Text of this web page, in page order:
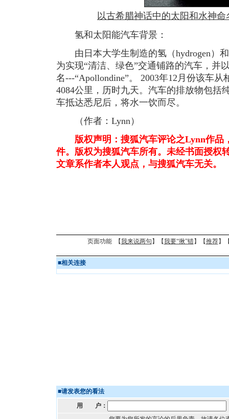
以古希腊神话中的太阳和水神命
氢和太阳能汽车背景：
由日本大学生制造的氢（hydrogen）
为实现“清洁、绿色”交通铺路的汽车，并
名---“Apollondine”。 2003年12月份该车
4084公里，历时九天。汽车的排放物包括
车抵达悉尼后，将水一饮而尽。
（作者：Lynn）
版权声明：搜狐汽车评论之Lynn作品
件。版权为搜狐汽车所有。未经书面授权
文章系作者本人观点，与搜狐汽车无关。
页面功能 【我来说两句 】【我要“揪”错】【推荐】
■相关连接
■请发表您的看法
用 户：